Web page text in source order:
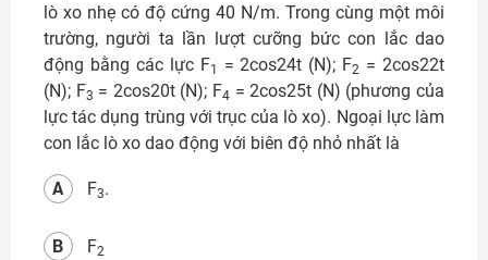
lò xo nhẹ có độ cứng 40 N/m. Trong cùng một môi
trường, người ta lần lượt cưỡng bức con lắc dao
động bằng các lực F1 = 2cos24t (N); F2 = 2cos22t
(N); F3 = 2cos20t (N); F4 = 2cos25t (N) (phương của
lực tác dụng trùng với trục của lò xo). Ngoại lực làm
con lắc lò xo dao động với biên độ nhỏ nhất là
F3.
A
F2
B